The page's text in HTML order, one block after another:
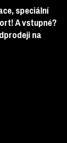
speciální
A vstupné?
na